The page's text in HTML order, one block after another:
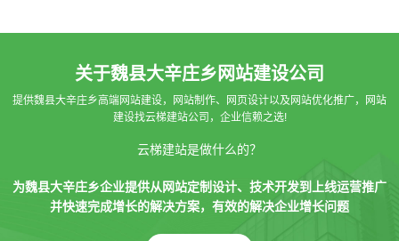
关于魏县大辛庄乡网站建设公司
提供魏县大辛庄乡高端网站建设，网站制作、网页设计以及网站优化推广，网站
建设找云梯建站公司，企业信赖之选!
云梯建站是做什么的？
为魏县大辛庄乡企业提供从网站定制设计、技术开发到上线运营推广
并快速完成增长的解决方案，有效的解决企业增长问题